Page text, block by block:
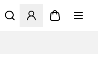
Åbner en Modal til at